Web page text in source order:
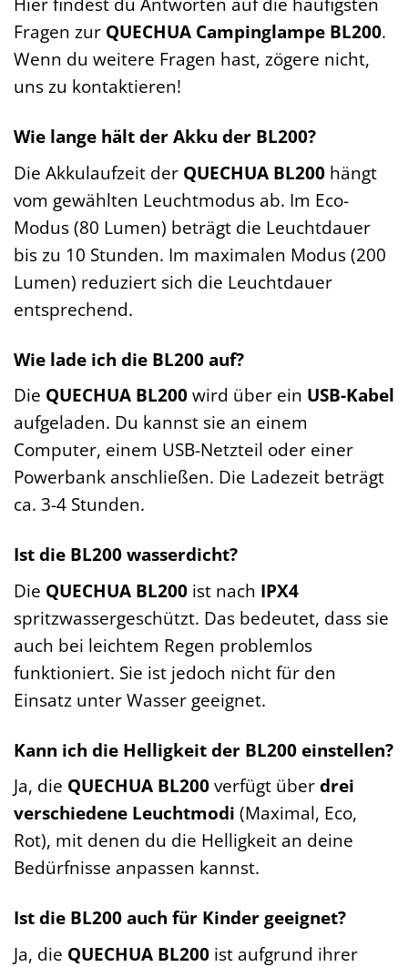
Fragen zur QUECHUA Campinglampe BL200.
Wenn du weitere Fragen hast, zögere nicht,
uns zu kontaktieren!
Wie lange hält der Akku der BL200?
Die Akkulaufzeit der QUECHUA BL200 hängt
vom gewählten Leuchtmodus ab. Im Eco-
Modus (80 Lumen) beträgt die Leuchtdauer
bis zu 10 Stunden. Im maximalen Modus (200
Lumen) reduziert sich die Leuchtdauer
entsprechend.
Wie lade ich die BL200 auf?
Die QUECHUA BL200wird über ein USB-Kabel
aufgeladen. Du kannst sie an einem
Computer, einem USB-Netzteil oder einer
Powerbank anschließen. Die Ladezeit beträgt
ca. 3-4 Stunden.
Ist die BL200 wasserdicht?
Die QUECHUA BL200 ist nach IPX4
spritzwassergeschützt. Das bedeutet, dass sie
auch bei leichtem Regen problemlos
funktioniert. Sie ist jedoch nicht für den
Einsatz unter Wasser geeignet.
Kann ich die Helligkeit der BL200 einstellen?
Ja, die QUECHUA BL200verfügt überdrei
verschiedene Leuchtmodi (Maximal, Eco,
Rot), mit denen du die Helligkeit an deine
Bedürfnisse anpassen kannst.
Ist die BL200 auch für Kinder geeignet?
Ja, die QUECHUA BL200 ist aufgrund ihrer